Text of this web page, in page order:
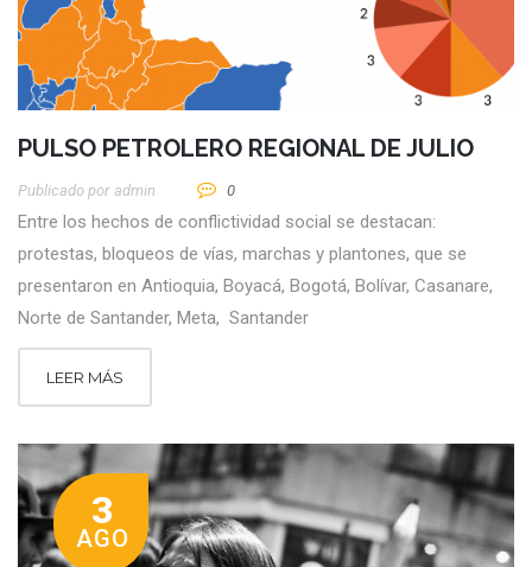
PULSO PETROLERO REGIONAL DE JULIO
Publicado por Admin 0
Entre los hechos de conflictividad social se destacan:
protestas, bloqueos de vías, marchas y plantones, que se
presentaron en Antioquia, Boyacá, Bogotá, Bolívar, Casanare,
Norte de Santander, Meta, Santander
LEER MÁS
3
AGO